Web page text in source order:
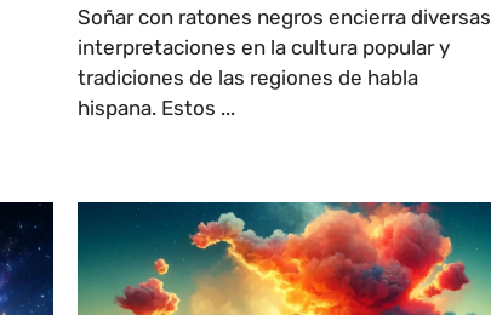
Soñar con ratones negros encierra diversas
interpretaciones en la cultura popular y
tradiciones de las regiones de habla
hispana. Estos ...